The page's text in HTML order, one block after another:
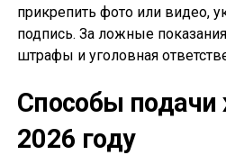
прикрепить фото или видео,
подпись. За ложные
штрафы и уголовная
Способы
2026 году